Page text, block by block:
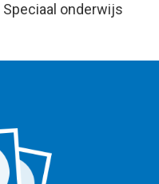
Speciaal onderwijs